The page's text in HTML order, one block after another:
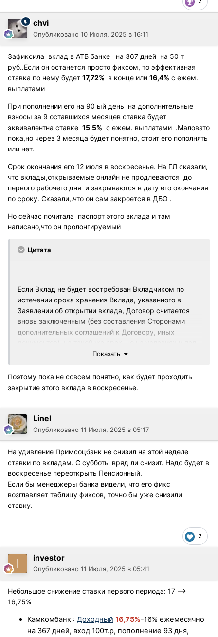
chvi
Опубликовано 10 Июля, 2025 в 16:11
Зафиксила вклад в АТБ банке на 367 дней на 50 т
руб..Если он останется просто фиксом, то эффективная
ставка по нему будет 17,72% в конце или 16,4% с ежем.
выплатами
При пополнении его на 90 ый день на дополнительные
взносы за 9 оставшихся месяцев ставка будет
эквивалентна ставке 15,5% с ежем. выплатами .Маловато
пока,но через 3 месяца будет понятно, стоит его пополнять
или нет.
Срок окончания его 12 июля в воскресенье. На ГЛ сказали,
что вклады,открываемые онлайн не продлеваются до
первого рабочего дня и закрываются в дату его окончания
по сроку. Сказали,.что он сам закроется в ДБО .
Но сейчас почитала паспорт этого вклада и там
написано,что он пролонгируемый
Цитата
Если Вклад не будет востребован Вкладчиком по
истечении срока хранения Вклада, указанного в
Заявлении об открытии вклада, Договор считается
вновь заключенным (без составления Сторонами
дополнительных соглашений к Договору, иных
процентную ставку Вклада «АТБ.Вклад» (с
Вклада на дату Пролонгации
Показать
Поэтому пока не совсем понятно, как будет проходить
закрытие этого вклада в воскресенье.
Linel
Опубликовано 11 Июля, 2025 в 05:17
На удивление Примсоцбанк не снизил на этой неделе
ставки по вкладам. С субботы вряд ли снизит. Надо будет в
воскресенье переоткрыть Пенсионный.
Если бы менеджеры банка видели, что его фикс
возглавляет таблицу фиксов, точно бы уже снизили
ставку.
2
investor
Опубликовано 11 Июля, 2025 в 05:41
Небольшое снижение ставки первого периода: 17 -->
16,75%
Камкомбанк : Доходный 16,75%-16% ежемесячно
на 367 дней, вход 100т.р, пополнение 93 дня,